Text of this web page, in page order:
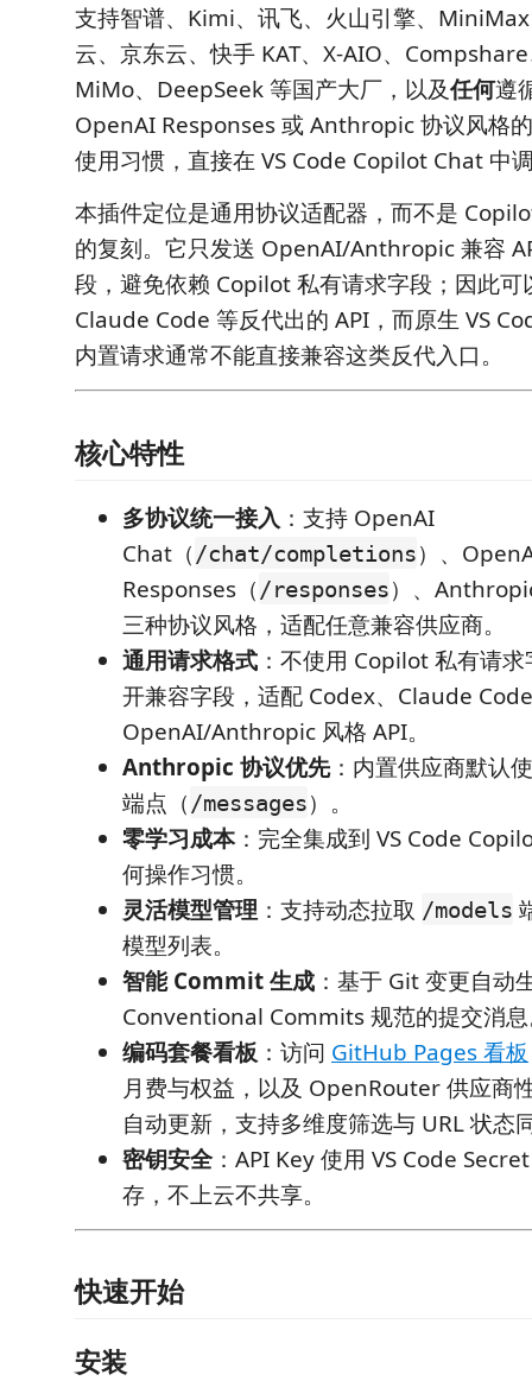
支持智谱、Kimi、讯飞、火山引擎、
云、京东云、快手 KAT、X-AIO、
MiMo、DeepSeek 等国产大厂，以及任何遵
OpenAI Responses 或 Anthropic 协议风格
使用习惯，直接在 VS Code Copilot Chat 中
本插件定位是通用协议适配器，而不是
的复刻。它只发送 OpenAI/Anthropic 兼容
段，避免依赖 Copilot 私有请求字段；因此可
Claude Code 等反代出的 API，而原生 VS
内置请求通常不能直接兼容这类反代入口。
核心特性
多协议统一接入 ：支持 OpenAI
Chat（ /chat/completions）、
Responses（ /responses）、
三种协议风格，适配任意兼容供应商。
通用请求格式 ：不使用 Copilot 私有请
开兼容字段，适配 Codex、Claude
OpenAI/Anthropic 风格 API。
Anthropic 协议优先：内置供应商默认
端点（ /messages）。
零学习成本 ：完全集成到 VS Code
何操作习惯。
灵活模型管理 ：支持动态拉取 /models
模型列表。
智能 Commit 生成 ：基于 Git 变更自动
Conventional Commits 规范的提交消
编码套餐看板 ：访问 GitHub Pages 看板
月费与权益，以及 OpenRouter 供应商
自动更新，支持多维度筛选与 URL 状态
密钥安全：API Key 使用 VS Code
存，不上云不共享。
快速开始
安装